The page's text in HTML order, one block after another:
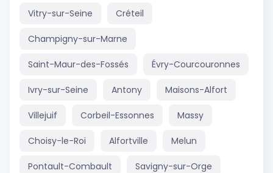
Vitry-sur-Seine Créteil
Champigny-sur-Marne
Saint-Maur-des-Fossés Évry-Courcouronnes
Ivry-sur-Seine Antony Maisons-Alfort
Villejuif Corbeil-Essonnes Massy
Choisy-le-Roi Alfortville Melun
Pontault-Combault Savigny-sur-Orge